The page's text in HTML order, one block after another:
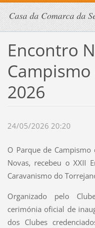
Casa da Comarca da
Encontro
2026
24/05/2026 20:20
O Parque de
Novas, recebeu o XXII
Caravanismo do
Organizado pelo
cerimónia oficial de
dos Clubes